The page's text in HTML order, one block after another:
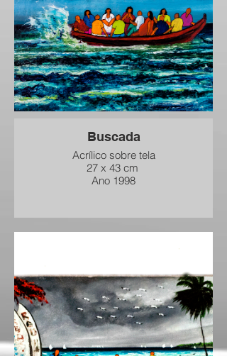
Buscada
Acrílico sobre tela
27 x 43 cm
Ano 1998